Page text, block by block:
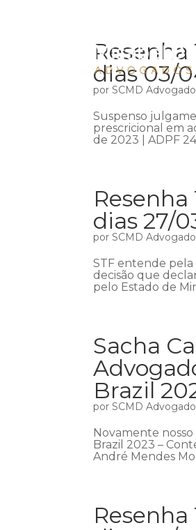
dias 03/
porSCMD
Suspenso
prescricional em
de 2023 | ADPF
dias 27/
porSCMD
STF entende
decisão que
pelo Estado de
Sacha
Brazil
porSCMD
Novamente
Brazil 2023 –
André Mendes